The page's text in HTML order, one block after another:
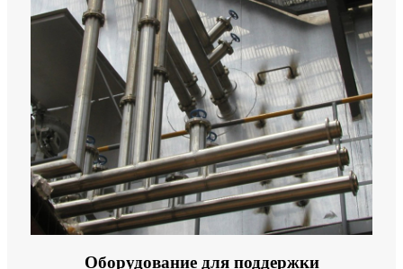
Оборудование для поддержки